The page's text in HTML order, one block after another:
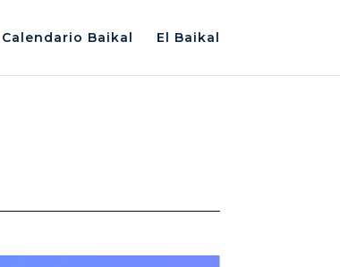
Calendario Baikal El Baikal